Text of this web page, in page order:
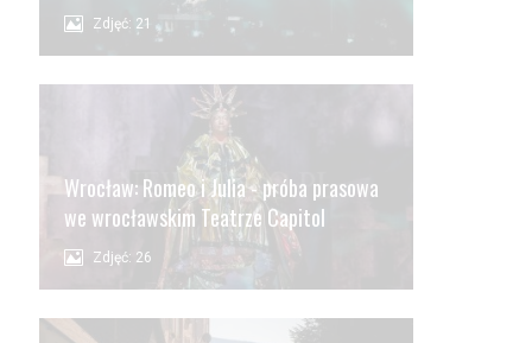
Zdjęć: 21
Wrocław: Romeo i Julia - próba prasowa
we wrocławskim Teatrze Capitol
Zdjęć: 26